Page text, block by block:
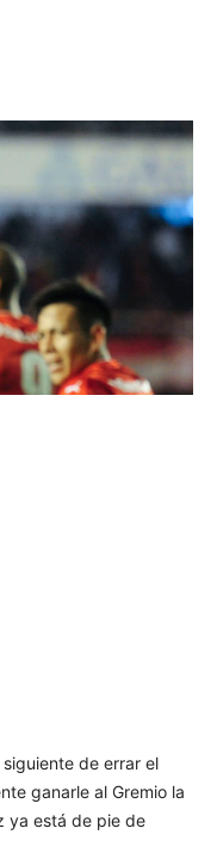
de errar el
ganarle al Gremio la
ya está de pie de